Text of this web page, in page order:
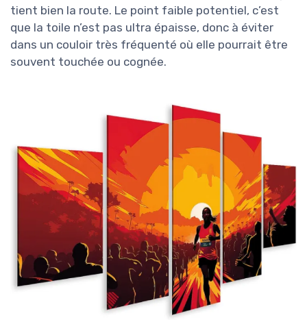
tient bien la route. Le point faible potentiel, c’est
que la toile n’est pas ultra épaisse, donc à éviter
dans un couloir très fréquenté où elle pourrait être
souvent touchée ou cognée.